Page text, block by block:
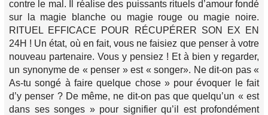
contre le mal. Il réalise des puissants rituels d’amour fondé
sur la magie blanche ou magie rouge ou magie noire.
RITUEL EFFICACE POUR RÉCUPÉRER SON EX EN
24H ! Un état, où en fait, vous ne faisiez que penser à votre
nouveau partenaire. Vous y pensiez ! Et à bien y regarder,
un synonyme de « penser » est « songer». Ne dit-on pas «
As-tu songé à faire quelque chose » pour évoquer le fait
d’y penser ? De même, ne dit-on pas que quelqu’un « est
dans ses songes » pour signifier qu’il est profondément